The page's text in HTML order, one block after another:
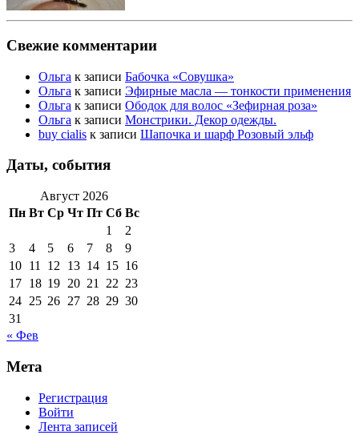
Свежие комментарии
Ольга к записи Бабочка «Совушка»
Ольга к записи Эфирные масла — тонкости применения
Ольга к записи Ободок для волос «Зефирная роза»
Ольга к записи Монстрики. Декор одежды.
buy cialis к записи Шапочка и шарф Розовый эльф
Даты, события
Август 2026
Пн Вт Ср Чт Пт Сб Вс
1
2
3
4 5 6 7 8
9
10 11 12 13 14 15 16
17 18 19 20 21 22 23
24 25 26 27 28 29 30
31
« Фев
Мета
Регистрация
Войти
Лента записей